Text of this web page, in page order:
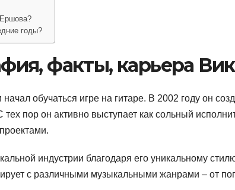
годы?
факты, карьера
обучаться игре на гитаре. В 2002 году он
пор он активно выступает как сольный
индустрии благодаря его уникальному
с различными музыкальными жанрами – от